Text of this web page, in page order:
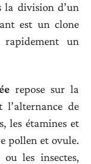
division d’un
est un clone
un
repose sur la
de
les étamines et
pollen et ovule.
les insectes,